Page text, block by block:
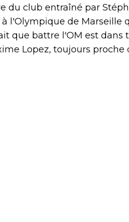
du club entraîné par
l'Olympique de Marseille
que battre l'OM est dans
Lopez, toujours